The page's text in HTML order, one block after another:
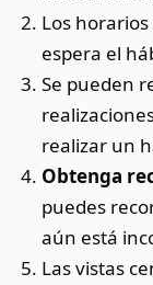
Los
espera el
Se pueden
realizar un
Obtenga
puedes
aún está
Las vistas